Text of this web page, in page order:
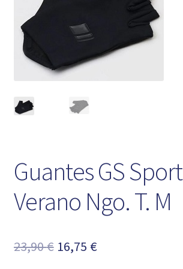
Guantes GS
Verano Ngo. T. M
23,90€ El
16,75 €El